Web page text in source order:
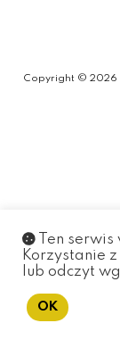
Copyright © 2026
Ten
Korzystanie
lub odczyt
OK